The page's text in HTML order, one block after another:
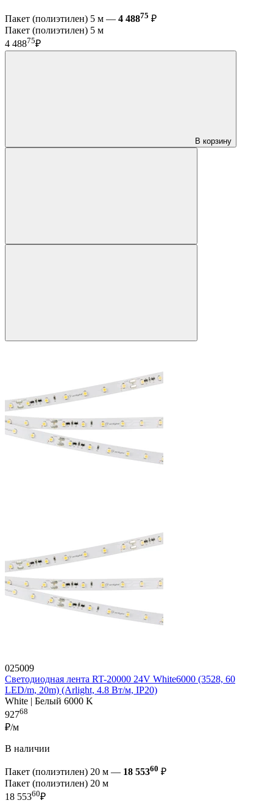
Пакет (полиэтилен) 5 м — 4 48875 ₽
Пакет (полиэтилен) 5 м
4 48875₽
В корзину
025009
Светодиодная лента RT-20000 24V White6000 (3528, 60
LED/m, 20m) (Arlight, 4.8 Вт/м, IP20)
White | Белый 6000 K
92768
₽/м
В наличии
Пакет (полиэтилен) 20 м — 18 55360 ₽
Пакет (полиэтилен) 20 м
18 55360₽